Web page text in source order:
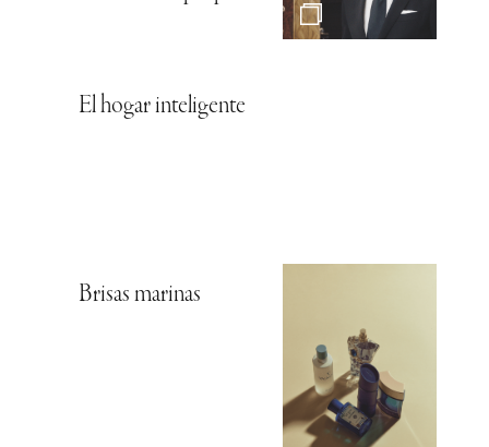
El hogar inteligente
Brisas marinas